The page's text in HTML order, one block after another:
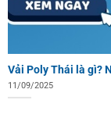
Vải Poly Thái là gì?
11/09/2025